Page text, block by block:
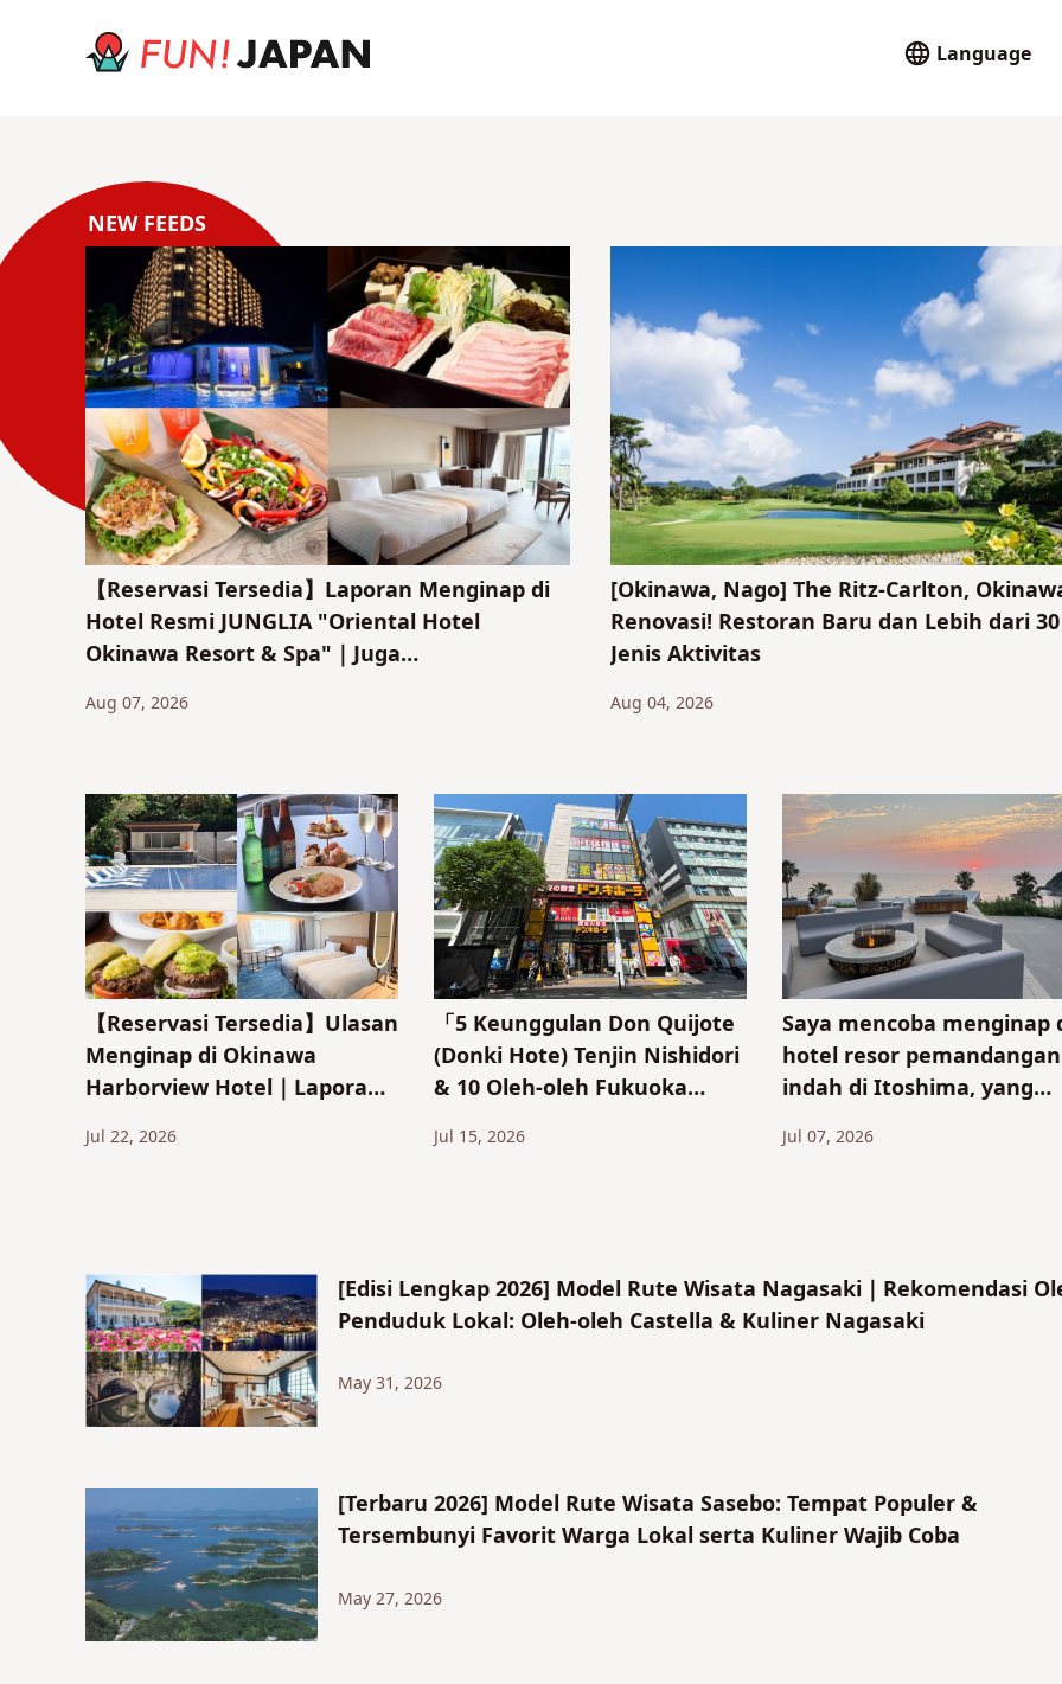
Language
【Reservasi Tersedia】Laporan Menginap di
Hotel Resmi JUNGLIA "Oriental Hotel
Okinawa Resort & Spa"｜Juga
JUNGLIA!
Aug 07, 2026
[Okinawa, Nago] The Ritz-Carlton,
Renovasi! Restoran Baru dan Lebih dari 30
Jenis Aktivitas
Aug 04, 2026
【Reservasi Tersedia】Ulasan
Menginap di Okinawa
Harborview Hotel｜Laporan
tentang Kamar Setelah
Renovasi, Sarapan
Jul 22, 2026
「5 Keunggulan Don Quijote
(Donki Hote) Tenjin Nishidori
& 10 Oleh-oleh Fukuoka
serta Produk Jepang yang
Wajib Dibeli」
Jul 15, 2026
Saya mencoba menginap
hotel resor pemandangan
indah di Itoshima, yang
dapat dicapai dalam 1 jam
dari Kota Fukuoka, di
Jul 07, 2026
[Edisi Lengkap 2026] Model Rute Wisata Nagasaki｜Rekomendasi
Penduduk Lokal: Oleh-oleh Castella & Kuliner Nagasaki
May 31, 2026
[Terbaru 2026] Model Rute Wisata Sasebo: Tempat Populer &
Tersembunyi Favorit Warga Lokal serta Kuliner Wajib Coba
May 27, 2026